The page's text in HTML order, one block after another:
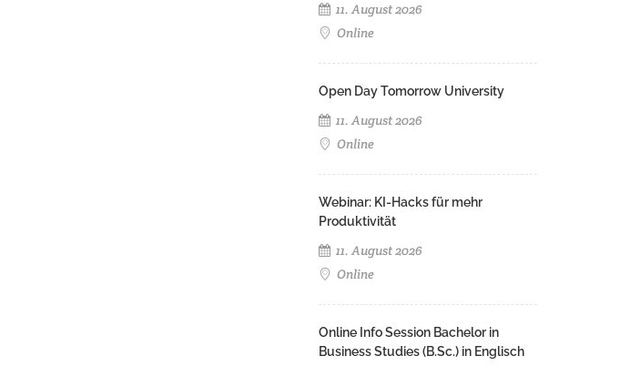
11. August 2026
Online
Open Day Tomorrow University
11. August 2026
Online
Webinar: KI-Hacks für mehr
Produktivität
11. August 2026
Online
Online Info Session Bachelor in
Business Studies (B.Sc.) in Englisch